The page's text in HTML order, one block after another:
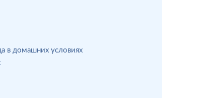
в домашних условиях